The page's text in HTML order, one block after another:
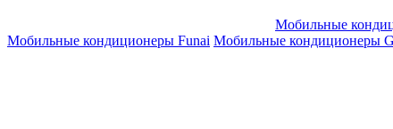
Мобильные
Мобильные кондиционеры Funai Мобильные кондиционеры